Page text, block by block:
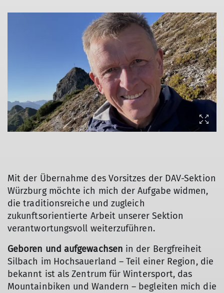
Mit der Übernahme des Vorsitzes der DAV-Sektion
Würzburg möchte ich mich der Aufgabe widmen,
die traditionsreiche und zugleich
zukunftsorientierte Arbeit unserer Sektion
verantwortungsvoll weiterzuführen.
Geboren und aufgewachsen in der Bergfreiheit
Silbach im Hochsauerland – Teil einer Region, die
bekannt ist als Zentrum für Wintersport, das
Mountainbiken und Wandern – begleiten mich die